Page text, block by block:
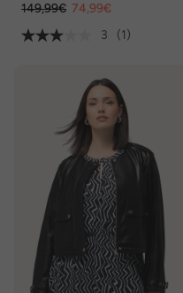
149,99€ 74,99€
3
(1)